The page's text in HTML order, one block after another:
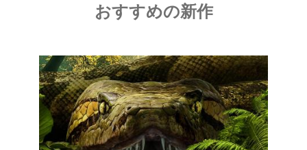
おすすめの新作